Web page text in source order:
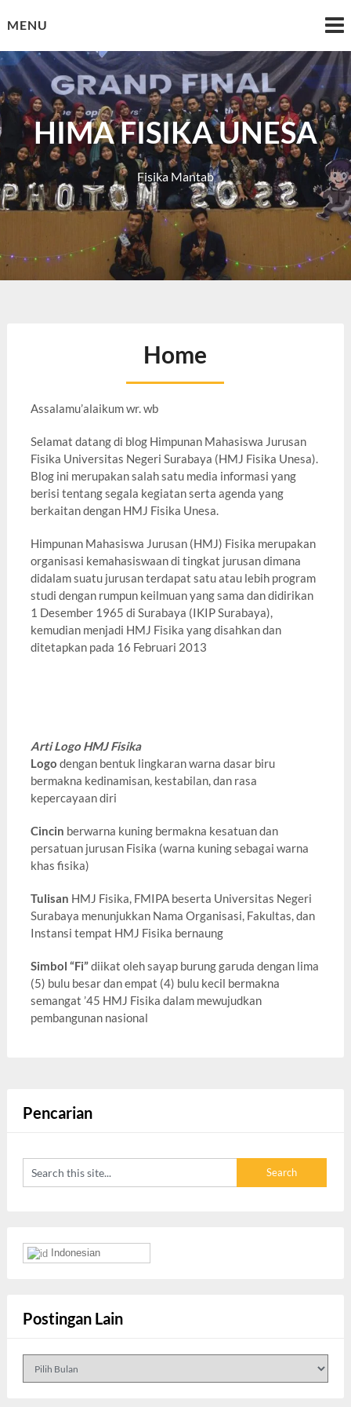
toMENU
HIMA FISIKA UNESA
Fisika Mantab
Home
Assalamu’alaikum wr. wb
Selamat datang di blog Himpunan Mahasiswa Jurusan
Fisika Universitas Negeri Surabaya (HMJ Fisika Unesa).
Blog ini merupakan salah satu media informasi yang
berisi tentang segala kegiatan serta agenda yang
berkaitan dengan HMJ Fisika Unesa.
Himpunan Mahasiswa Jurusan (HMJ) Fisika merupakan
organisasi kemahasiswaan di tingkat jurusan dimana
didalam suatu jurusan terdapat satu atau lebih program
studi dengan rumpun keilmuan yang sama dan didirikan
1 Desember 1965 di Surabaya (IKIP Surabaya),
kemudian menjadi HMJ Fisika yang disahkan dan
ditetapkan pada 16 Februari 2013
Arti Logo HMJ Fisika
Logo dengan bentuk lingkaran warna dasar biru
bermakna kedinamisan, kestabilan, dan rasa
kepercayaan diri
Cincin berwarna kuning bermakna kesatuan dan
persatuan jurusan Fisika (warna kuning sebagai warna
khas fisika)
Tulisan HMJ Fisika, FMIPA beserta Universitas Negeri
Surabaya menunjukkan Nama Organisasi, Fakultas, dan
Instansi tempat HMJ Fisika bernaung
Simbol “Fi”diikat oleh sayap burung garuda dengan lima
(5) bulu besar dan empat (4) bulu kecil bermakna
semangat ’45 HMJ Fisika dalam mewujudkan
pembangunan nasional
Pencarian
Indonesian
Postingan Lain